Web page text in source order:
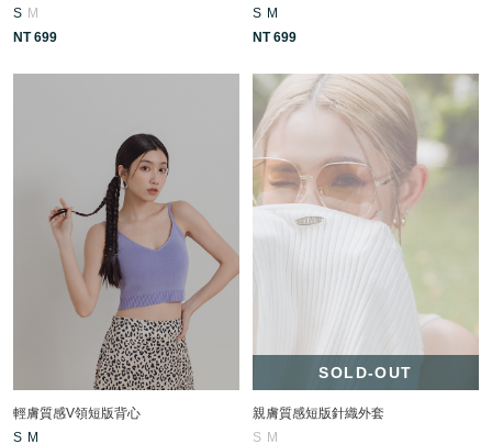
S M
NT 699
S M
NT 699
輕膚質感V領短版背心
S M
SOLD-OUT
親膚質感短版針織外套
S M